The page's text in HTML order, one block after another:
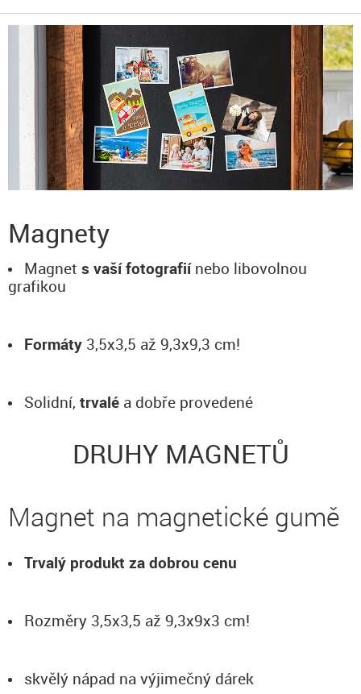
Magnety
Magnet s vaší fotografií nebo libovolnou
grafikou
Formáty 3,5x3,5 až 9,3x9,3 cm!
Solidní, trvalé a dobře provedené
DRUHY MAGNETŮ
Magnet na magnetické gumě
Trvalý produkt za dobrou cenu
Rozměry 3,5x3,5 až 9,3x9x3 cm!
skvělý nápad na výjimečný dárek